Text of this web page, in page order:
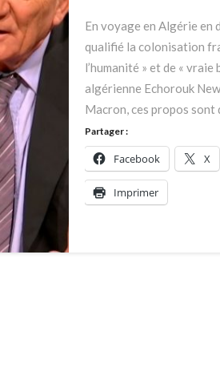
service
du
«
buzz
»
médiatique
En voyage en Algérie en
qualifié la colonisation
l’humanité » et de «
algérienne Echorouk
Macron, ces propos sont
Partager :
Facebook X
Imprimer